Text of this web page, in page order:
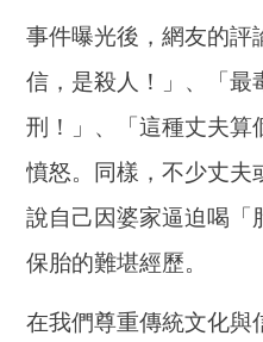
事件曝光後，網友的評
信，是殺人！」、「最
刑！」、「這種丈夫算
憤怒。同樣，不少丈夫
說自己因婆家逼迫喝「
保胎的難堪經歷。
在我們尊重傳統文化與